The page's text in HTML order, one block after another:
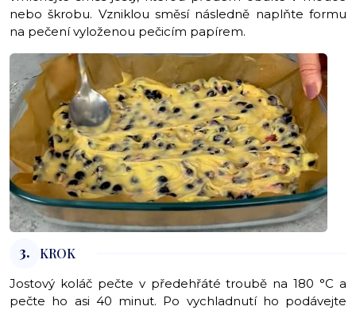
nebo škrobu. Vzniklou směsí následně naplňte formu
na pečení vyloženou pečicím papírem.
3. KROK
Jostový koláč pečte v předehřáté troubě na 180 °C a
pečte ho asi 40 minut. Po vychladnutí ho podávejte